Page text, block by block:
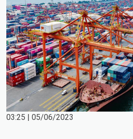
03:25 | 05/06/2023